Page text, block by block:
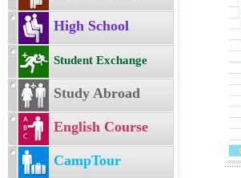
High School
Student Exchange
Study Abroad
English Course
CampTour